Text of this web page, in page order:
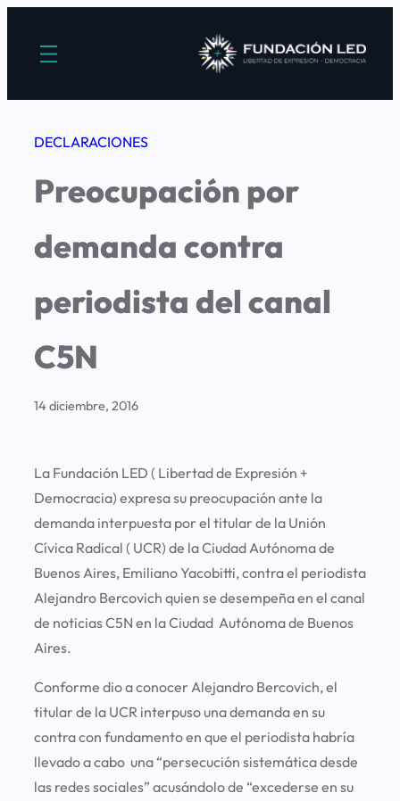
DECLARACIONES
Preocupación por
demanda contra
periodista del canal
C5N
14 diciembre, 2016
La Fundación LED ( Libertad de Expresión +
Democracia) expresa su preocupación ante la
demanda interpuesta por el titular de la Unión
Cívica Radical ( UCR) de la Ciudad Autónoma de
Buenos Aires, Emiliano Yacobitti, contra el periodista
Alejandro Bercovich quien se desempeña en el canal
de noticias C5N en la Ciudad Autónoma de Buenos
Aires.
Conforme dio a conocer Alejandro Bercovich, el
titular de la UCR interpuso una demanda en su
contra con fundamento en que el periodista habría
llevado a cabo una “persecución sistemática desde
las redes sociales” acusándolo de “excederse en su